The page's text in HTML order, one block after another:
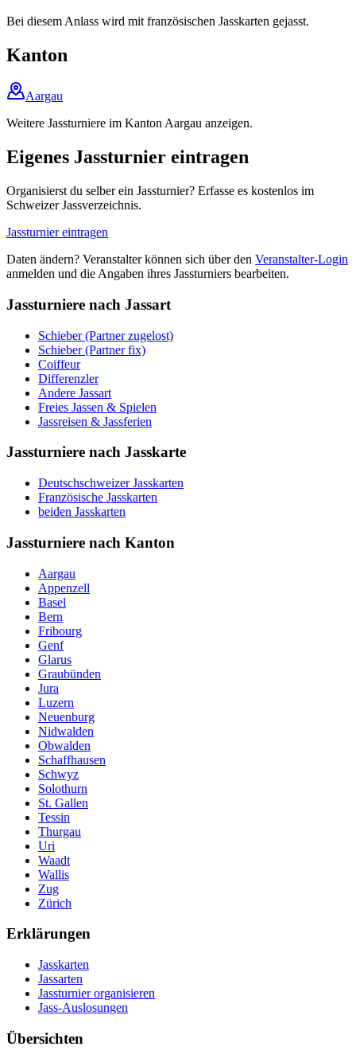
Bei diesem Anlass wird mit französischen Jasskarten gejasst.
Kanton
Aargau
Weitere Jassturniere im Kanton Aargau anzeigen.
Eigenes Jassturnier eintragen
Organisierst du selber ein Jassturnier? Erfasse es kostenlos im
Schweizer Jassverzeichnis.
Jassturnier eintragen
Daten ändern? Veranstalter können sich über den Veranstalter-Login
anmelden und die Angaben ihres Jassturniers bearbeiten.
Jassturniere nach Jassart
Schieber (Partner zugelost)
Schieber (Partner fix)
Coiffeur
Differenzler
Andere Jassart
Freies Jassen & Spielen
Jassreisen & Jassferien
Jassturniere nach Jasskarte
Deutschschweizer Jasskarten
Französische Jasskarten
beiden Jasskarten
Jassturniere nach Kanton
Aargau
Appenzell
Basel
Bern
Fribourg
Genf
Glarus
Graubünden
Jura
Luzern
Neuenburg
Nidwalden
Obwalden
Schaffhausen
Schwyz
Solothurn
St. Gallen
Tessin
Thurgau
Uri
Waadt
Wallis
Zug
Zürich
Erklärungen
Jasskarten
Jassarten
Jassturnier organisieren
Jass-Auslosungen
Übersichten